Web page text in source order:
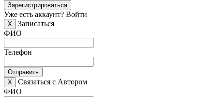
Зарегистрироваться
Уже есть аккаунт? Войти
X
Записаться
ФИО
Телефон
Отправить
X
Связаться с Автором
ФИО